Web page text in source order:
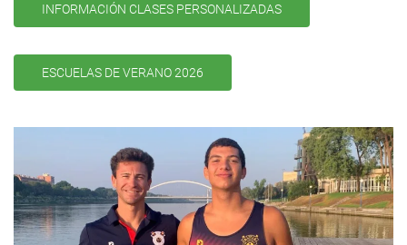
INFORMACIÓN CLASES PERSONALIZADAS
ESCUELAS DE VERANO 2026